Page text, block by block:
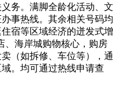
务。满脚全龄化活动、文
事热线。其余相关号码均
宿等区域经济的迸发式增
、海岸城购物核心，购房
（如拆修、车位等），通
。均可通过热线申请查